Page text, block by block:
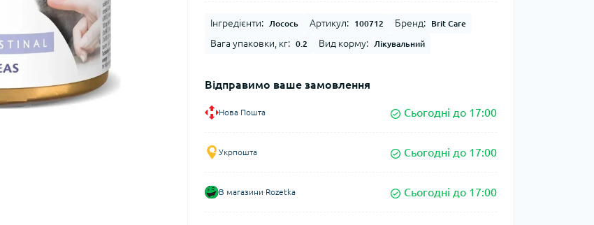
Інгредієнти: Лосось Артикул: 100712 Бренд: Brit Care
Вага упаковки, кг: 0.2 Вид корму: Лікувальний
Відправимо ваше замовлення
Нова Пошта Сьогодні до 17:00
Укрпошта Сьогодні до 17:00
В магазини Rozetka Сьогодні до 17:00